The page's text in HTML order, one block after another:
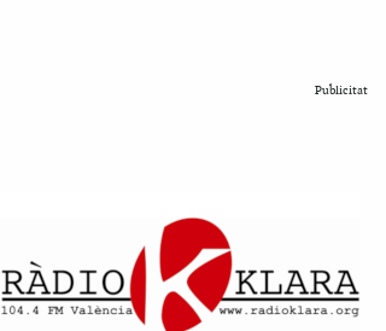
Publicitat